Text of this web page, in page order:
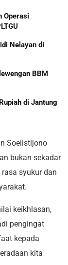
Operasi
Nelayan di
BBM
di Jantung
Soelistijono
bukan sekadar
syukur dan
keikhlasan,
pengingat
kepada
kita